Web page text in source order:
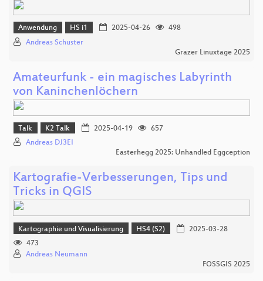
Anwendung HS i1 2025-04-26
498
Andreas Schuster
Grazer Linuxtage 2025
Amateurfunk - ein magisches Labyrinth
von Kaninchenlöchern
Talk K2 Talk 2025-04-19
657
Andreas DJ3EI
Easterhegg 2025: Unhandled Eggception
Kartografie-Verbesserungen, Tips und
Tricks in QGIS
Kartographie und Visualisierung HS4 (S2)
2025-03-28
473
Andreas Neumann
FOSSGIS 2025